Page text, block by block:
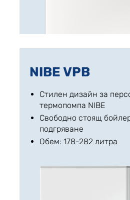
NIBE VPB
Стилен дизайн за
термопомпа NIBE
Свободно стоящ
подгряване
Обем: 178-282 литра